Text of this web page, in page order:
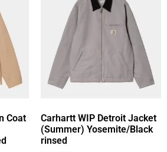
Coat
Carhartt WIP Detroit Jacket
(Summer) Yosemite/Black
rinsed